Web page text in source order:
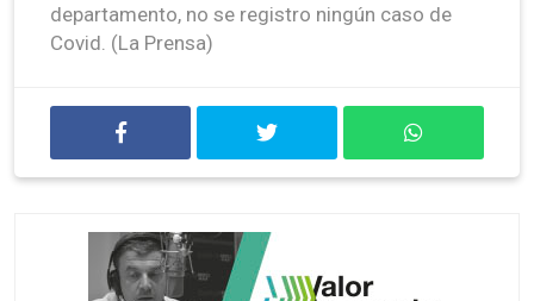
departamento, no se registro ningún caso de
Covid. (La Prensa)